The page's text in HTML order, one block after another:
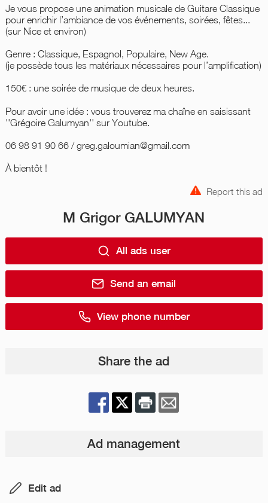
Je vous propose une animation musicale de Guitare Classique
pour enrichir l’ambiance de vos événements, soirées, fêtes...
(sur Nice et environ)
Genre : Classique, Espagnol, Populaire, New Age.
(je possède tous les matériaux nécessaires pour l’amplification)
150€ : une soirée de musique de deux heures.
Pour avoir une idée : vous trouverez ma chaîne en saisissant
''Grégoire Galumyan'' sur Youtube.
06 98 91 90 66 / greg.galoumian@gmail.com
À bientôt !
Report this ad
M Grigor GALUMYAN
All ads user
Send an email
View phone number
Share the ad
Ad management
Edit ad